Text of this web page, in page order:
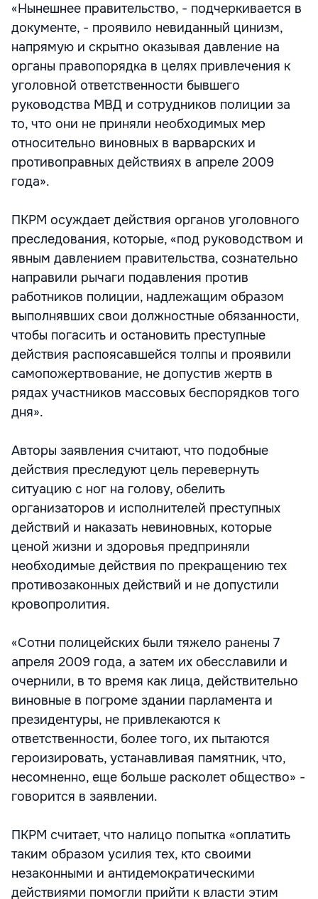
«Нынешнее правительство, - подчеркивается в
документе, - проявило невиданный цинизм,
напрямую и скрытно оказывая давление на
органы правопорядка в целях привлечения к
уголовной ответственности бывшего
руководства МВД и сотрудников полиции за
то, что они не приняли необходимых мер
относительно виновных в варварских и
противоправных действиях в апреле 2009
года».
ПКРМ осуждает действия органов уголовного
преследования, которые, «под руководством и
явным давлением правительства, сознательно
направили рычаги подавления против
работников полиции, надлежащим образом
выполнявших свои должностные обязанности,
чтобы погасить и остановить преступные
действия распоясавшейся толпы и проявили
самопожертвование, не допустив жертв в
рядах участников массовых беспорядков того
дня».
Авторы заявления считают, что подобные
действия преследуют цель перевернуть
ситуацию с ног на голову, обелить
организаторов и исполнителей преступных
действий и наказать невиновных, которые
ценой жизни и здоровья предприняли
необходимые действия по прекращению тех
противозаконных действий и не допустили
кровопролития.
«Сотни полицейских были тяжело ранены 7
апреля 2009 года, а затем их обесславили и
очернили, в то время как лица, действительно
виновные в погроме здании парламента и
президентуры, не привлекаются к
ответственности, более того, их пытаются
героизировать, устанавливая памятник, что,
несомненно, еще больше расколет общество» -
говорится в заявлении.
ПКРМ считает, что налицо попытка «оплатить
таким образом усилия тех, кто своими
незаконными и антидемократическими
действиями помогли прийти к власти этим